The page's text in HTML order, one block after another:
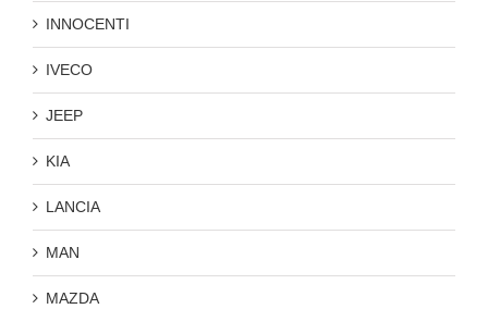
INNOCENTI
IVECO
JEEP
KIA
LANCIA
MAN
MAZDA